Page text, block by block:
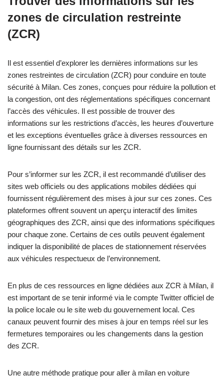
zones de circulation restreinte
(ZCR)
Il est essentiel d’explorer les dernières informations sur les
zones restreintes de circulation (ZCR) pour conduire en toute
sécurité à Milan. Ces zones, conçues pour réduire la pollution et
la congestion, ont des réglementations spécifiques concernant
l’accès des véhicules. Il est possible de trouver des
informations sur les restrictions d’accès, les heures d’ouverture
et les exceptions éventuelles grâce à diverses ressources en
ligne fournissant des détails sur les ZCR.
Pour s’informer sur les ZCR, il est recommandé d’utiliser des
sites web officiels ou des applications mobiles dédiées qui
fournissent régulièrement des mises à jour sur ces zones. Ces
plateformes offrent souvent un aperçu interactif des limites
géographiques des ZCR, ainsi que des informations spécifiques
pour chaque zone. Certains de ces outils peuvent également
indiquer la disponibilité de places de stationnement réservées
aux véhicules respectueux de l’environnement.
En plus de ces ressources en ligne dédiées aux ZCR à Milan, il
est important de se tenir informé via le compte Twitter officiel de
la police locale ou le site web du gouvernement local. Ces
canaux peuvent fournir des mises à jour en temps réel sur les
fermetures temporaires ou les changements dans la gestion
des ZCR.
Une autre méthode pratique pour aller à milan en voiture